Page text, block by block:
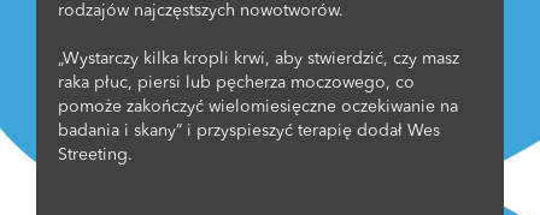
rodzajów najczęstszych nowotworów.
„Wystarczy kilka kropli krwi, aby stwierdzić, czy masz
raka płuc, piersi lub pęcherza moczowego, co
pomoże zakończyć wielomiesięczne oczekiwanie na
badania i skany” i przyspieszyć terapię dodał Wes
Streeting.